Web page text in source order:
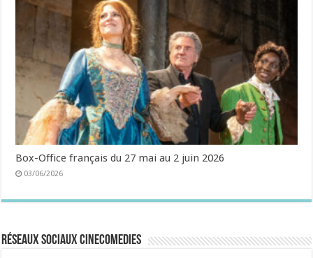
Box-Office français du 27 mai au 2 juin 2026
03/06/2026
Réseaux sociaux CineComedies